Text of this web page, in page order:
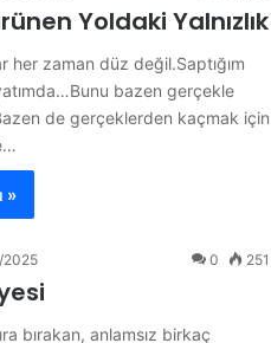
Yoldaki Yalnızlık
her zaman düz değil.Saptığım
bazen gerçekle
de gerçeklerden kaçmak için
»
0 251
bırakan, anlamsız birkaç